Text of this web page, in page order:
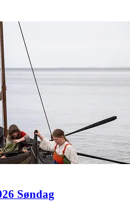
Søndag